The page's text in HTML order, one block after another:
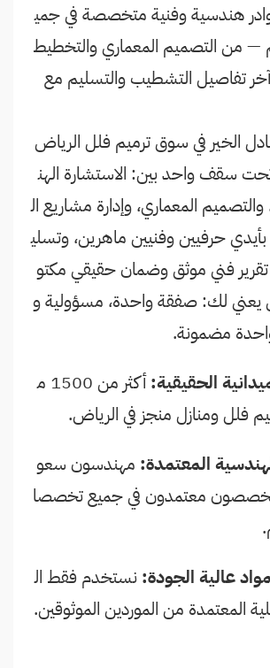
هندسية وفنية متخصصة في جمي
— من التصميم المعماري والتخطيط
تفاصيل التشطيب والتسليم مع
الخير في سوق ترميم فلل الرياض
سقف واحد بين: الاستشارة الهن
المعماري، وإدارة مشاريع ال
بأيدي حرفيين وفنيين ماهرين، وتسلي
فني موثق وضمان حقيقي مكتو
يعني لك: صفقة واحدة، مسؤولية و
مضمونة.
الحقيقية:
أكثر من 1500 م
فلل ومنازل منجز في الرياض.
المعتمدة: مهندسون سعو
معتمدون في جميع تخصصا
عالية الجودة: نستخدم فقط ال
المعتمدة من الموردين الموثوقين.